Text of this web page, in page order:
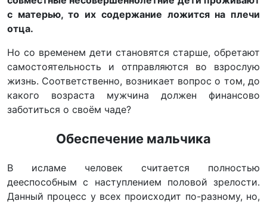
с матерью, то их содержание ложится на плечи
отца.
Но со временем дети становятся старше, обретают
самостоятельность и отправляются во взрослую
жизнь. Соответственно, возникает вопрос о том, до
какого возраста мужчина должен финансово
заботиться о своём чаде?
Обеспечение мальчика
В исламе человек считается полностью
дееспособным с наступлением половой зрелости.
Данный процесс у всех происходит по-разному, но,